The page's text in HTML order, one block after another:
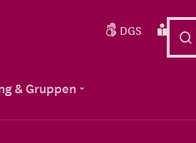
& Gruppen
DGS